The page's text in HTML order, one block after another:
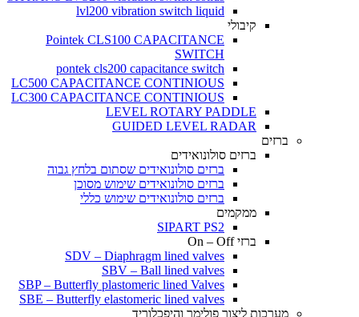
lvl200 vibration switch liquid
קיבולי
Pointek CLS100 CAPACITANCE
SWITCH
pontek cls200 capacitance switch
LC500 CAPACITANCE CONTINIOUS
LC300 CAPACITANCE CONTINIOUS
LEVEL ROTARY PADDLE
GUIDED LEVEL RADAR
ברזים
ברזים סולונואידים
ברזים סולונואידים שסתום בלחץ גבוה
ברזים סולונואידים שימוש מסוכן
ברזים סולונואידים שימוש כללי
ממקמים
SIPART PS2
ברזי On – Off
SDV – Diaphragm lined valves
SBV – Ball lined valves
SBP – Butterfly plastomeric lined Valves
SBE – Butterfly elastomeric lined valves
מערכות ליצור פולימר והיפכלוריד